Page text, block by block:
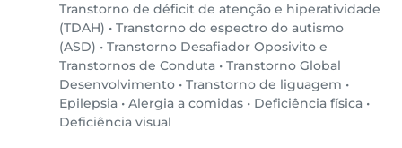
Transtorno de déficit de atenção e hiperatividade
(TDAH) • Transtorno do espectro do autismo
(ASD) • Transtorno Desafiador Oposivito e
Transtornos de Conduta • Transtorno Global
Desenvolvimento • Transtorno de liguagem •
Epilepsia • Alergia a comidas • Deficiência física •
Deficiência visual